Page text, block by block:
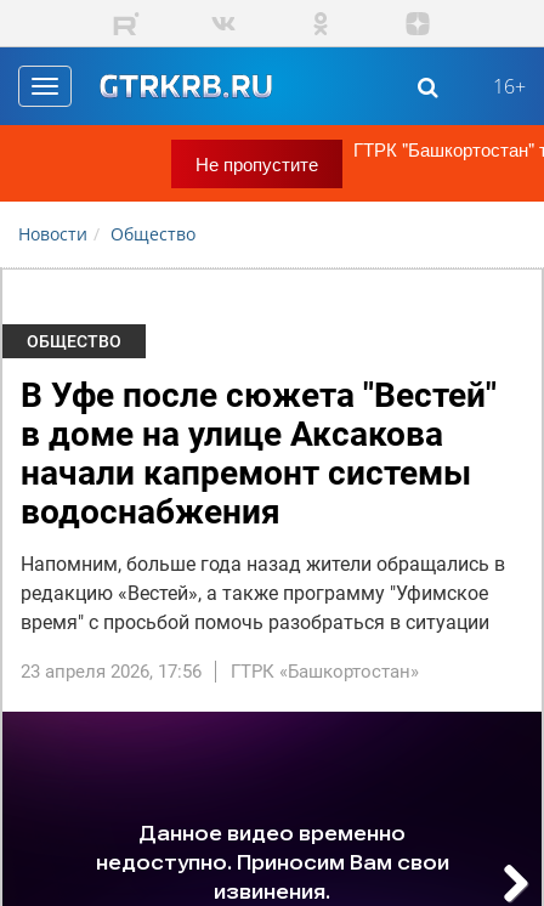
Перейти к основному содержанию
Toggle
navigation
16+
ГТРК "Башкортостан" теперь в MAX!
Новости Общество
ОБЩЕСТВО
В Уфе после сюжета "Вестей"
в доме на улице Аксакова
начали капремонт системы
водоснабжения
Напомним, больше года назад жители обращались в
редакцию «Вестей», а также программу "Уфимское
время" с просьбой помочь разобраться в ситуации
23 апреля 2026, 17:56 ГТРК «Башкортостан»